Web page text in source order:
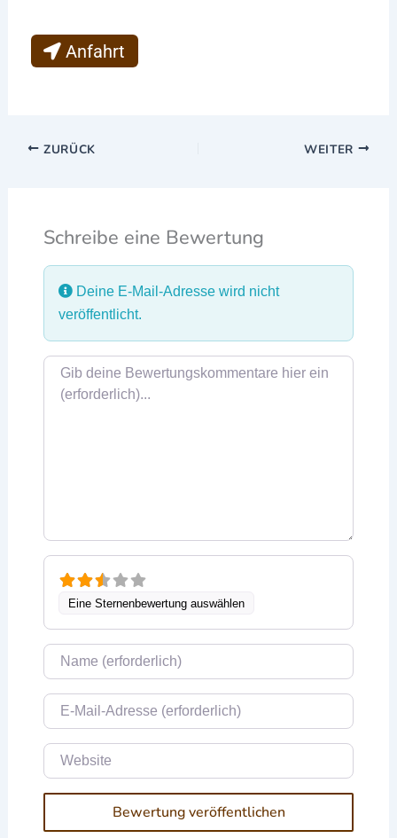
Anfahrt
ZURÜCK WEITER
Schreibe eine Bewertung
Deine E-Mail-Adresse wird nicht
veröffentlicht.
Rezensionstext
Eine Sternenbewertung auswählen
Name
E-Mail
Website